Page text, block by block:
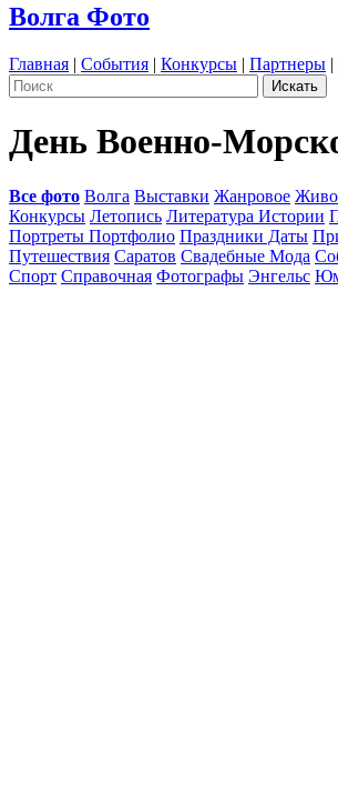
Волга Фото
Главная | События | Конкурсы | Партнеры |
День Военно-
Все фото Волга Выставки Жанровое
Конкурсы Летопись Литература Истории
Портреты Портфолио Праздники Даты
Путешествия Саратов Свадебные Мода
Спорт Справочная Фотографы Энгельс